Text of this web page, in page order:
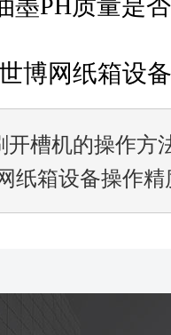
质量是否
网纸
开槽机的操作方
博网纸箱设备